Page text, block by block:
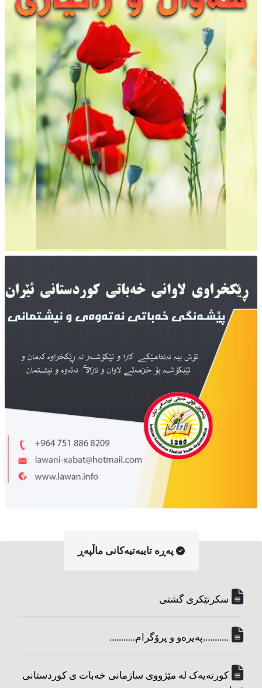
په‌ڕه‌ تایبه‌تیه‌کانی ماڵپه‌ڕ
سکرتێکری گشتی
...........په‌یره‌و و پرۆگرام...........
کورته‌یه‌ک له مێژووی سازمانی خه‌بات ی کوردستانی